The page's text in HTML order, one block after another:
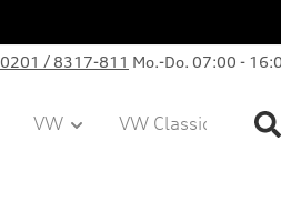
0201 / 8317-811 Mo.-Do. 07:00 -
VW VW Classic Parts